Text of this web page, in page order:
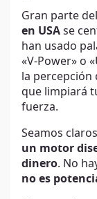
Gran parte
en USA se
han usado
«V-Power» o
la
que limpiará
fuerza.
Seamos
un motor
dinero. No
no es